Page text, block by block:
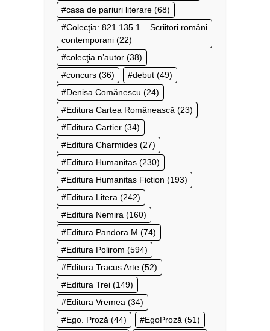
casa de pariuri literare (68)
Colecţia: 821.135.1 – Scriitori români
contemporani (22)
colecţia n’autor (38)
concurs (36) debut (49)
Denisa Comănescu (24)
Editura Cartea Românească (23)
Editura Cartier (34)
Editura Charmides (27)
Editura Humanitas (230)
Editura Humanitas Fiction (193)
Editura Litera (242)
Editura Nemira (160)
Editura Pandora M (74)
Editura Polirom (594)
Editura Tracus Arte (52)
Editura Trei (149)
Editura Vremea (34)
Ego. Proză (44) EgoProză (51)